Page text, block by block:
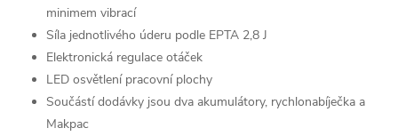
minimem vibrací
Síla jednotlivého úderu podle EPTA 2,8 J
Elektronická regulace otáček
LED osvětlení pracovní plochy
Součástí dodávky jsou dva akumulátory, rychlonabíječka a
Makpac